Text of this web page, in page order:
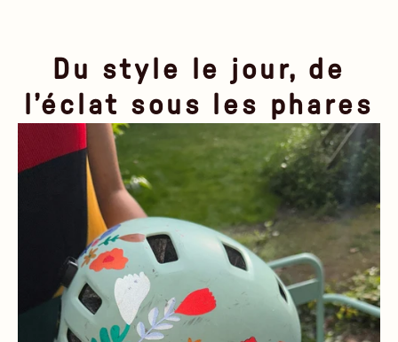
Du style le jour, de
l’éclat sous les phares